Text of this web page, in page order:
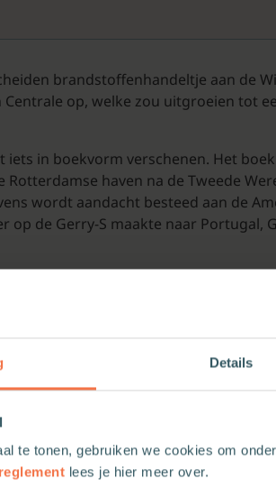
Details
te tonen, gebruiken we cookies om
lees je hier meer over.
brandstoffenhandeltje aan de
op, welke zou uitgroeien tot
iets in boekvorm verschenen. Het
haven na de Tweede
wordt aandacht besteed aan de
op de Gerry-S maakte naar Portugal,